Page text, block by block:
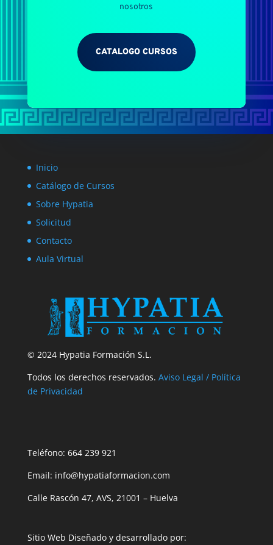
nosotros
CATALOGO CURSOS
Inicio
Catálogo de Cursos
Sobre Hypatia
Solicitud
Contacto
Aula Virtual
© 2024 Hypatia Formación S.L.
Todos los derechos reservados. Aviso Legal / Política
de Privacidad
Teléfono: 664 239 921
Email: info@hypatiaformacion.com
Calle Rascón 47, AVS, 21001 – Huelva
Sitio Web Diseñado y desarrollado por: